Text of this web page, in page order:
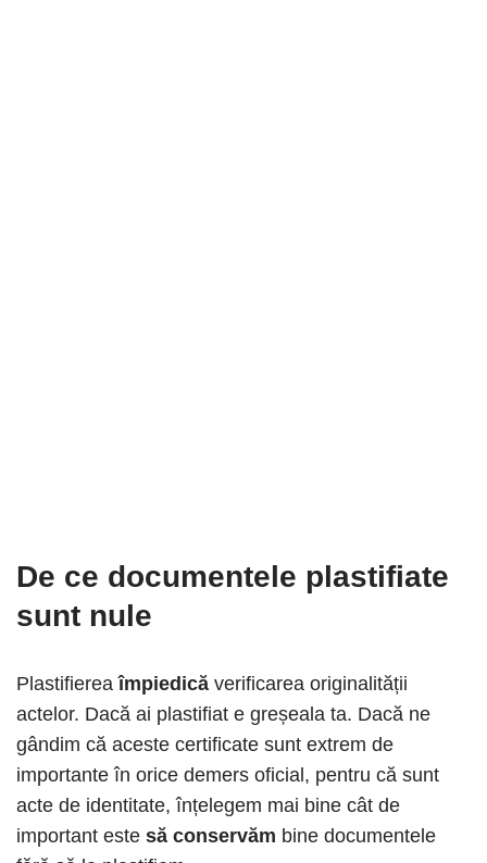
De ce documentele plastifiate
sunt nule
Plastifierea împiedică verificarea originalității
actelor. Dacă ai plastifiat e greșeala ta. Dacă ne
gândim că aceste certificate sunt extrem de
importante în orice demers oficial, pentru că sunt
acte de identitate, înțelegem mai bine cât de
important este să conservăm bine documentele